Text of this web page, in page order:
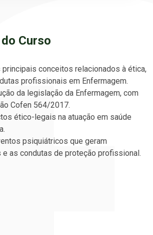
Curso
conceitos relacionados à ética,
profissionais em Enfermagem.
da legislação da Enfermagem, com
Cofen 564/2017.
ético-legais na atuação em saúde
psiquiátricos que geram
as condutas de proteção profissional.